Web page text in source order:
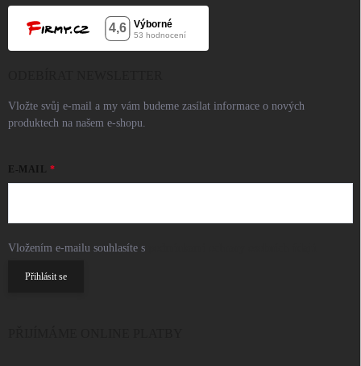
Vložte svůj e-mail a my vám budeme zasílat informace o nových
produktech na našem e-shopu.
E-MAIL
Vložením e-mailu souhlasíte s
Přihlásit se